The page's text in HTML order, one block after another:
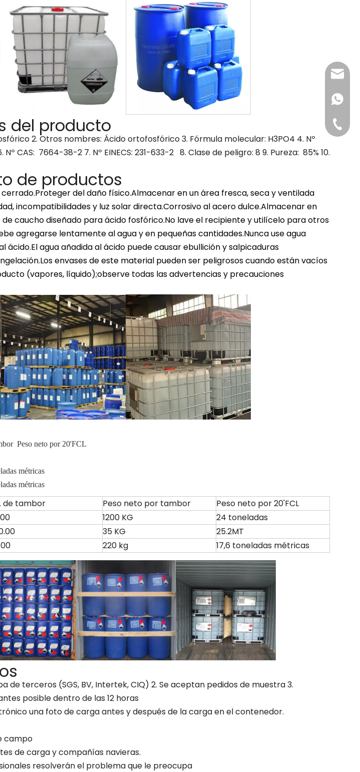
del producto
2. Otros nombres: Ácido ortofosfórico 3. Fórmula molecular: H3PO4 4. Nº
Nº CAS: 7664-38-2 7. Nº EINECS: 231-633-2 8. Clase de peligro: 8 9. Pureza: 85% 10.
de productos
del daño físico.Almacenar en un área fresca, seca y ventilada
incompatibilidades y luz solar directa.Corrosivo al acero dulce.Almacenar en
de caucho diseñado para ácido fosfórico.No lave el recipiente y utilícelo para otros
agregarse lentamente al agua y en pequeñas cantidades.Nunca use agua
ácido.El agua añadida al ácido puede causar ebullición y salpicaduras
envases de este material pueden ser peligrosos cuando están vacíos
(vapores, líquido);observe todas las advertencias y precauciones
Peso neto por 20'FCL
métricas
métricas
de tambor Peso neto por tambor
Peso neto por 20'FCL
1200 KG
24 toneladas
35 KG
25.2MT
220 kg 17,6 toneladas métricas
de terceros (SGS, BV, Intertek, CIQ) 2. Se aceptan pedidos de muestra 3.
posible dentro de las 12 horas
una foto de carga antes y después de la carga en el contenedor.
campo
de carga y compañías navieras.
resolverán el problema que le preocupa
+86-
+86-